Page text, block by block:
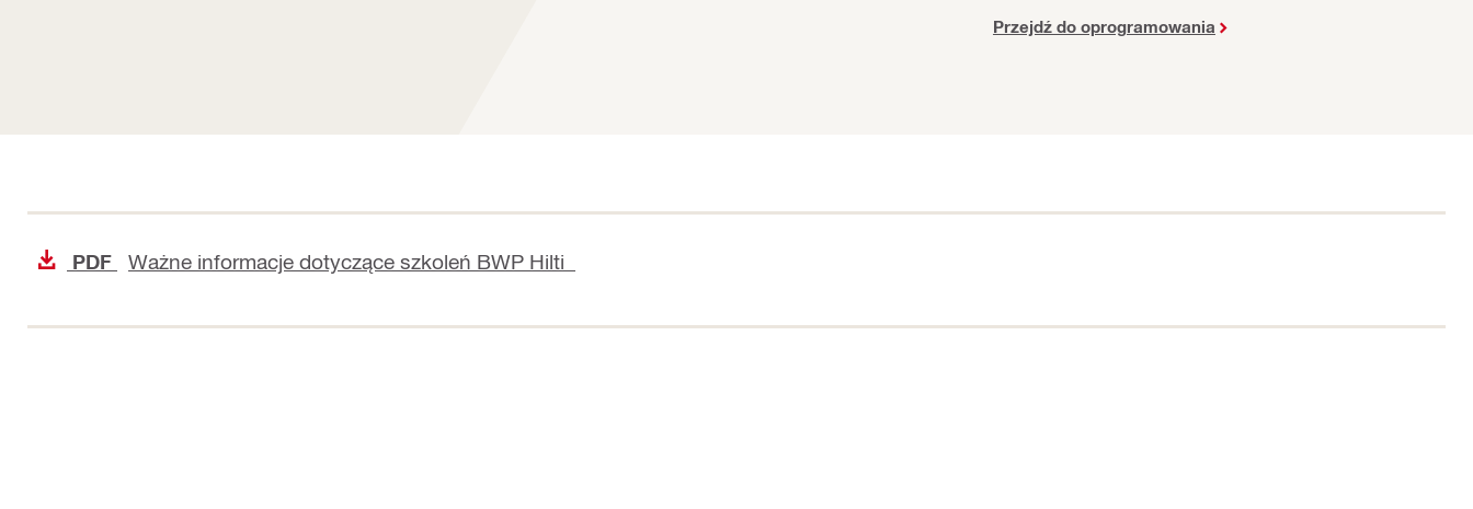
Przejdź do oprogramowania
PDF Ważne informacje dotyczące szkoleń BWP Hilti